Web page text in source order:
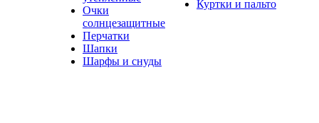
Очки
солнцезащитные
Перчатки
Шапки
Шарфы и снуды
Куртки и пальто